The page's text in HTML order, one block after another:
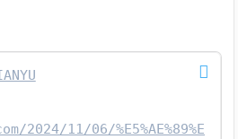
11/06/%E5%AE%89%E